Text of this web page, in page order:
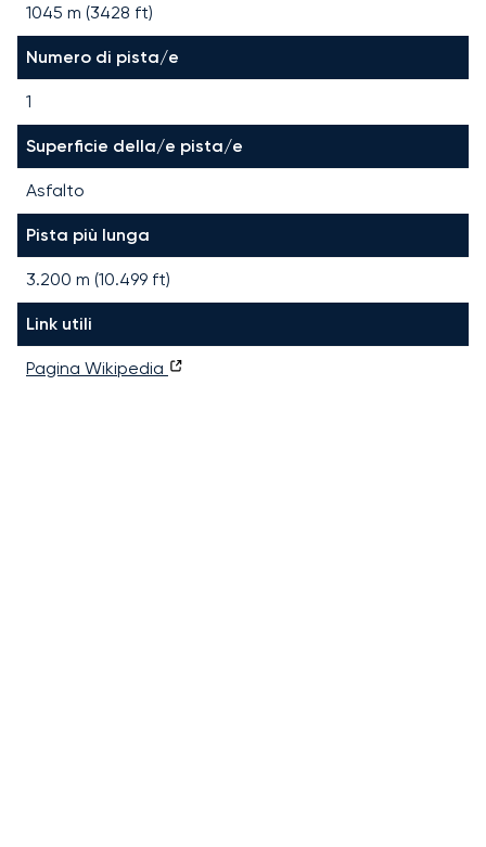
1045 m (3428 ft)
Numero di pista/e
1
Superficie della/e pista/e
Asfalto
Pista più lunga
3.200 m (10.499 ft)
Link utili
Pagina Wikipedia